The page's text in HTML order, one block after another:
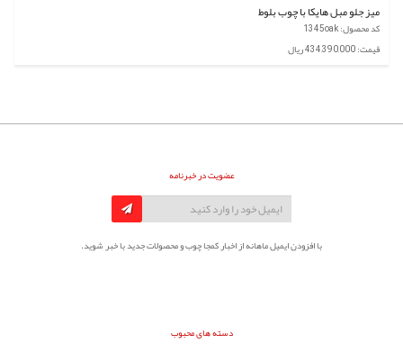
میز جلو مبل هایکا با چوب بلوط
کد محصول: 1345oak
قیمت: 434,390,000 ریال
عضویت در خبرنامه
با افزودن ایمیل ماهانه از اخبار کمجا چوب و محصولات جدید با خبر شوید.
دسته های محبوب